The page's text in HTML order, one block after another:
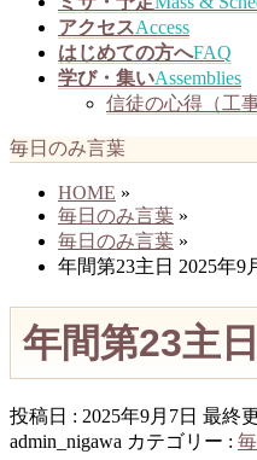
アクセスAccess
はじめての方へFAQ
学び・集いAssemblies
信徒の心得（工
毎日のみ言葉
HOME »
毎日のみ言葉 »
毎日のみ言葉 »
年間第23主日 2025年9
年間第23主
投稿日 : 2025年9月7日 最終
admin_nigawa カテゴリー :